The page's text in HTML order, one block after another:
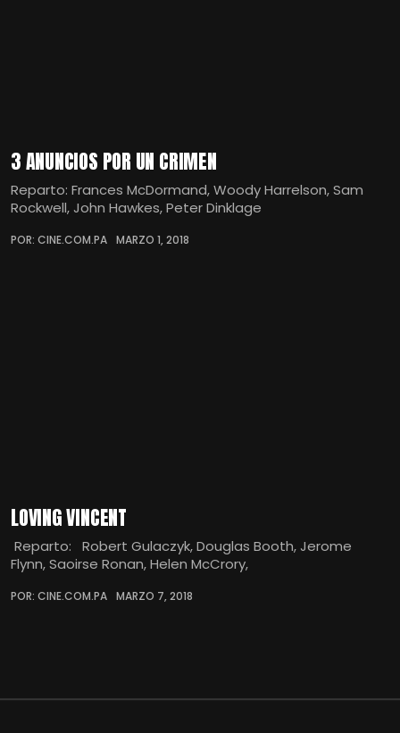
3 ANUNCIOS POR UN CRIMEN
Reparto: Frances McDormand, Woody Harrelson, Sam
Rockwell, John Hawkes, Peter Dinklage
POR: CINE.COM.PA MARZO 1, 2018
LOVING VINCENT
Reparto: Robert Gulaczyk, Douglas Booth, Jerome
Flynn, Saoirse Ronan, Helen McCrory,
POR: CINE.COM.PA MARZO 7, 2018